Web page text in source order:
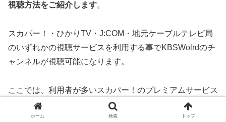
視聴方法をご紹介します。
スカパー！・ひかりTV・J:COM・地元ケーブルテレビ局
のいずれかの視聴サービスを利用する事でKBSWolrdのチ
ャンネルが視聴可能になります。
ここでは、利用者が多いスカパー！のプレミアムサービス
での視聴方法をご紹介します。
ホーム 検索 トップ